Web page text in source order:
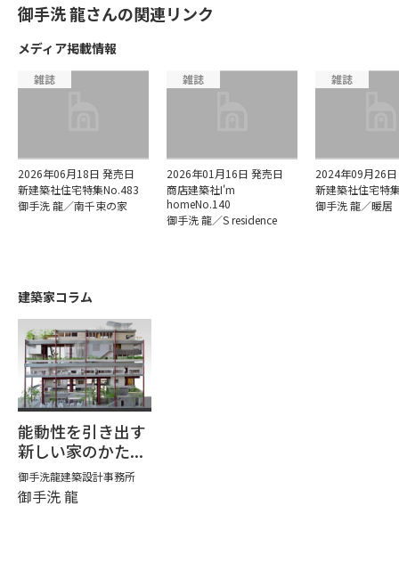
「リビングと屋上テラスを直接つなぐ回り階段」
「多くの友人を招いて頻繁にホームパーティーをするの
て欲しい」というご要望を頂きました。
そこで屋上へ直接繋がる勾配の緩い回り階段を吹抜けの
中に回すことを提案しました。
上りやすい寸法で、外に見える景色がガラガラと変わる
階段にとても喜んで頂いています。
御手洗 龍さんの魅力
要望をまとめるだけではなく、ここにしかできない自然
知的で誠実なお人柄の方です。打合せも丁寧に進めてく
ださいます。
こちらは面談時にご紹介させていただくページとな
ります。
ご希望の方は、ザ・ハウスへのご相談予約（無料）
＜ご案内できること（一例）＞
◯◯さんの魅力
どのような魅力のある建築家であるか
設計の進め方
建築アイデアの生み出し方・説明の仕方（論理
的・感覚的）等
建築コスト
平均的な坪単価・設計料等
御手洗 龍さんの関連リンク
メディア掲載情報
雑誌
2026年06月18日 発売日
新建築社住宅特集No.483
御手洗 龍／南千束の家
雑誌
2026年01月16日 発売日
商店建築社I'm
homeNo.140
御手洗 龍／S residence
雑誌
2024年09月26
新建築社住宅特
御手洗 龍／暖居
建築家コラム
能動性を引き出す
新しい家のかた...
御手洗龍建築設計事務所
御手洗 龍